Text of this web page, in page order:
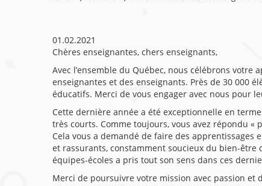
01.02.2021
Chères enseignantes, chers enseignants,
Avec l’ensemble du Québec, nous célébrons votre
enseignantes et des enseignants. Près de 30 000
éducatifs. Merci de vous engager avec nous pour
Cette dernière année a été exceptionnelle en
très courts. Comme toujours, vous avez répondu «
Cela vous a demandé de faire des apprentissages
et rassurants, constamment soucieux du bien-être
équipes-écoles a pris tout son sens dans ces
Merci de poursuivre votre mission avec passion et